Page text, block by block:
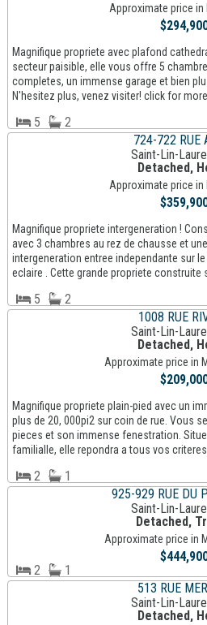
Approximate price in
Magnifique propriete avec plafond
secteur paisible, elle vous offre 5
completes, un immense garage et bien
N'hesitez plus, venez visiter! click for
5 2
724-722 RUE
Saint-Lin-
Detached,
Approximate price in
Magnifique propriete intergeneration !
avec 3 chambres au rez de chausse et
intergeneration entree independante sur
eclaire . Cette grande propriete construite
5 2
1008 RUE
Saint-Lin-
Detached,
Approximate price in
Magnifique propriete plain-pied avec un
plus de 20, 000pi2 sur coin de rue. Vous
pieces et son immense fenestration.
familialle, elle repondra a tous vos
2 1
925-929 RUE DU
Saint-Lin-
Detached,
Approximate price in
2
1
513 RUE
Saint-Lin-
Detached,